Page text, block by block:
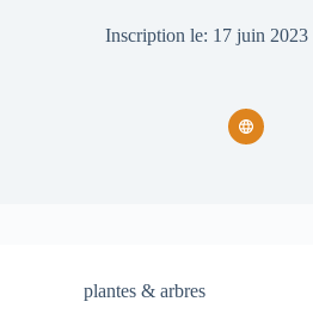
Inscription le: 17 juin 2023
plantes & arbres